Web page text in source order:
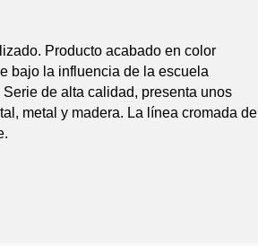
Producto acabado en color
bajo la influencia de la escuela
de alta calidad, presenta unos
metal y madera. La línea cromada de